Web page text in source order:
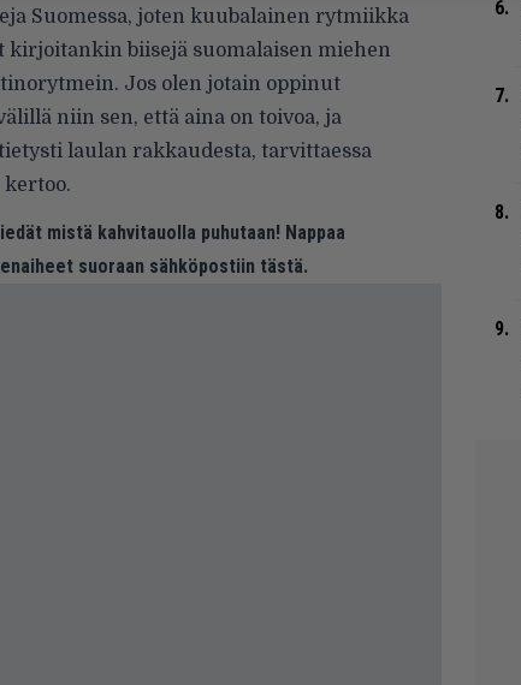
Suomessa, joten kuubalainen rytmiikka
kirjoitankin biisejä suomalaisen miehen
Jos olen jotain oppinut
niin sen, että aina on toivoa, ja
laulan rakkaudesta, tarvittaessa
mistä kahvitauolla puhutaan! Nappaa
suoraan sähköpostiin tästä.